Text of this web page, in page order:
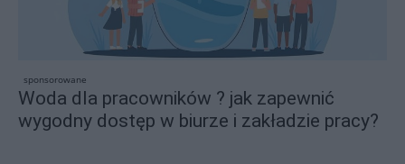
sponsorowane
Woda dla pracowników ? jak zapewnić
wygodny dostęp w biurze i zakładzie pracy?